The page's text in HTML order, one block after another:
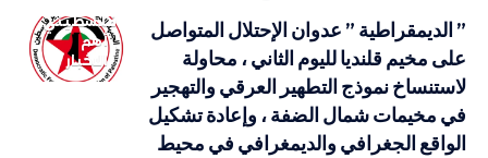
فلسطيني
أهم
الاخبار
” الديمقراطية ” عدوان الإحتلال المتواصل
على مخيم قلنديا لليوم الثاني ، محاولة
لاستنساخ نموذج التطهير العرقي والتهجير
في مخيمات شمال الضفة ، وإعادة تشكيل
الواقع الجغرافي والديمغرافي في محيط